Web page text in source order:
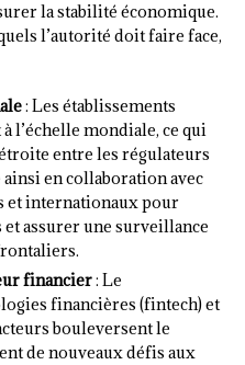
la stabilité économique.
l’autorité doit faire face,
: Les établissements
l’échelle mondiale, ce qui
entre les régulateurs
ainsi en collaboration avec
et internationaux pour
assurer une surveillance
financier: Le
financières (fintech) et
bouleversent le
de nouveaux défis aux